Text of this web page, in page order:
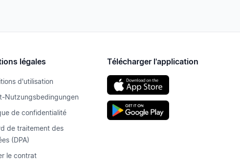
légales
d'utilisation
Nutzungsbedingungen
de confidentialité
de traitement des
(DPA)
le contrat
Télécharger l'application